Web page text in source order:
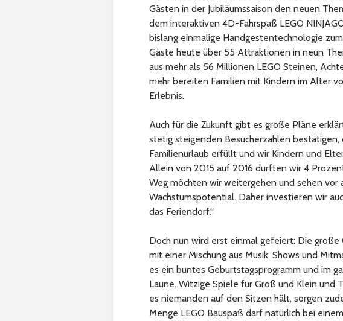
Gästen in der Jubiläumssaison den neuen
dem interaktiven 4D-Fahrspaß LEGO
bislang einmalige Handgestentechnologie
Gäste heute über 55 Attraktionen in neun
aus mehr als 56 Millionen LEGO Steinen,
mehr bereiten Familien mit Kindern im Alter
Erlebnis.
Auch für die Zukunft gibt es große Pläne
stetig steigenden Besucherzahlen bestätigen,
Familienurlaub erfüllt und wir Kindern und
Allein von 2015 auf 2016 durften wir 4
Weg möchten wir weitergehen und sehen
Wachstumspotential. Daher investieren wir
das Feriendorf.“
Doch nun wird erst einmal gefeiert: Die
mit einer Mischung aus Musik, Shows und
es ein buntes Geburtstagsprogramm und im
Laune. Witzige Spiele für Groß und Klein und
es niemanden auf den Sitzen hält, sorgen
Menge LEGO Bauspaß darf natürlich bei